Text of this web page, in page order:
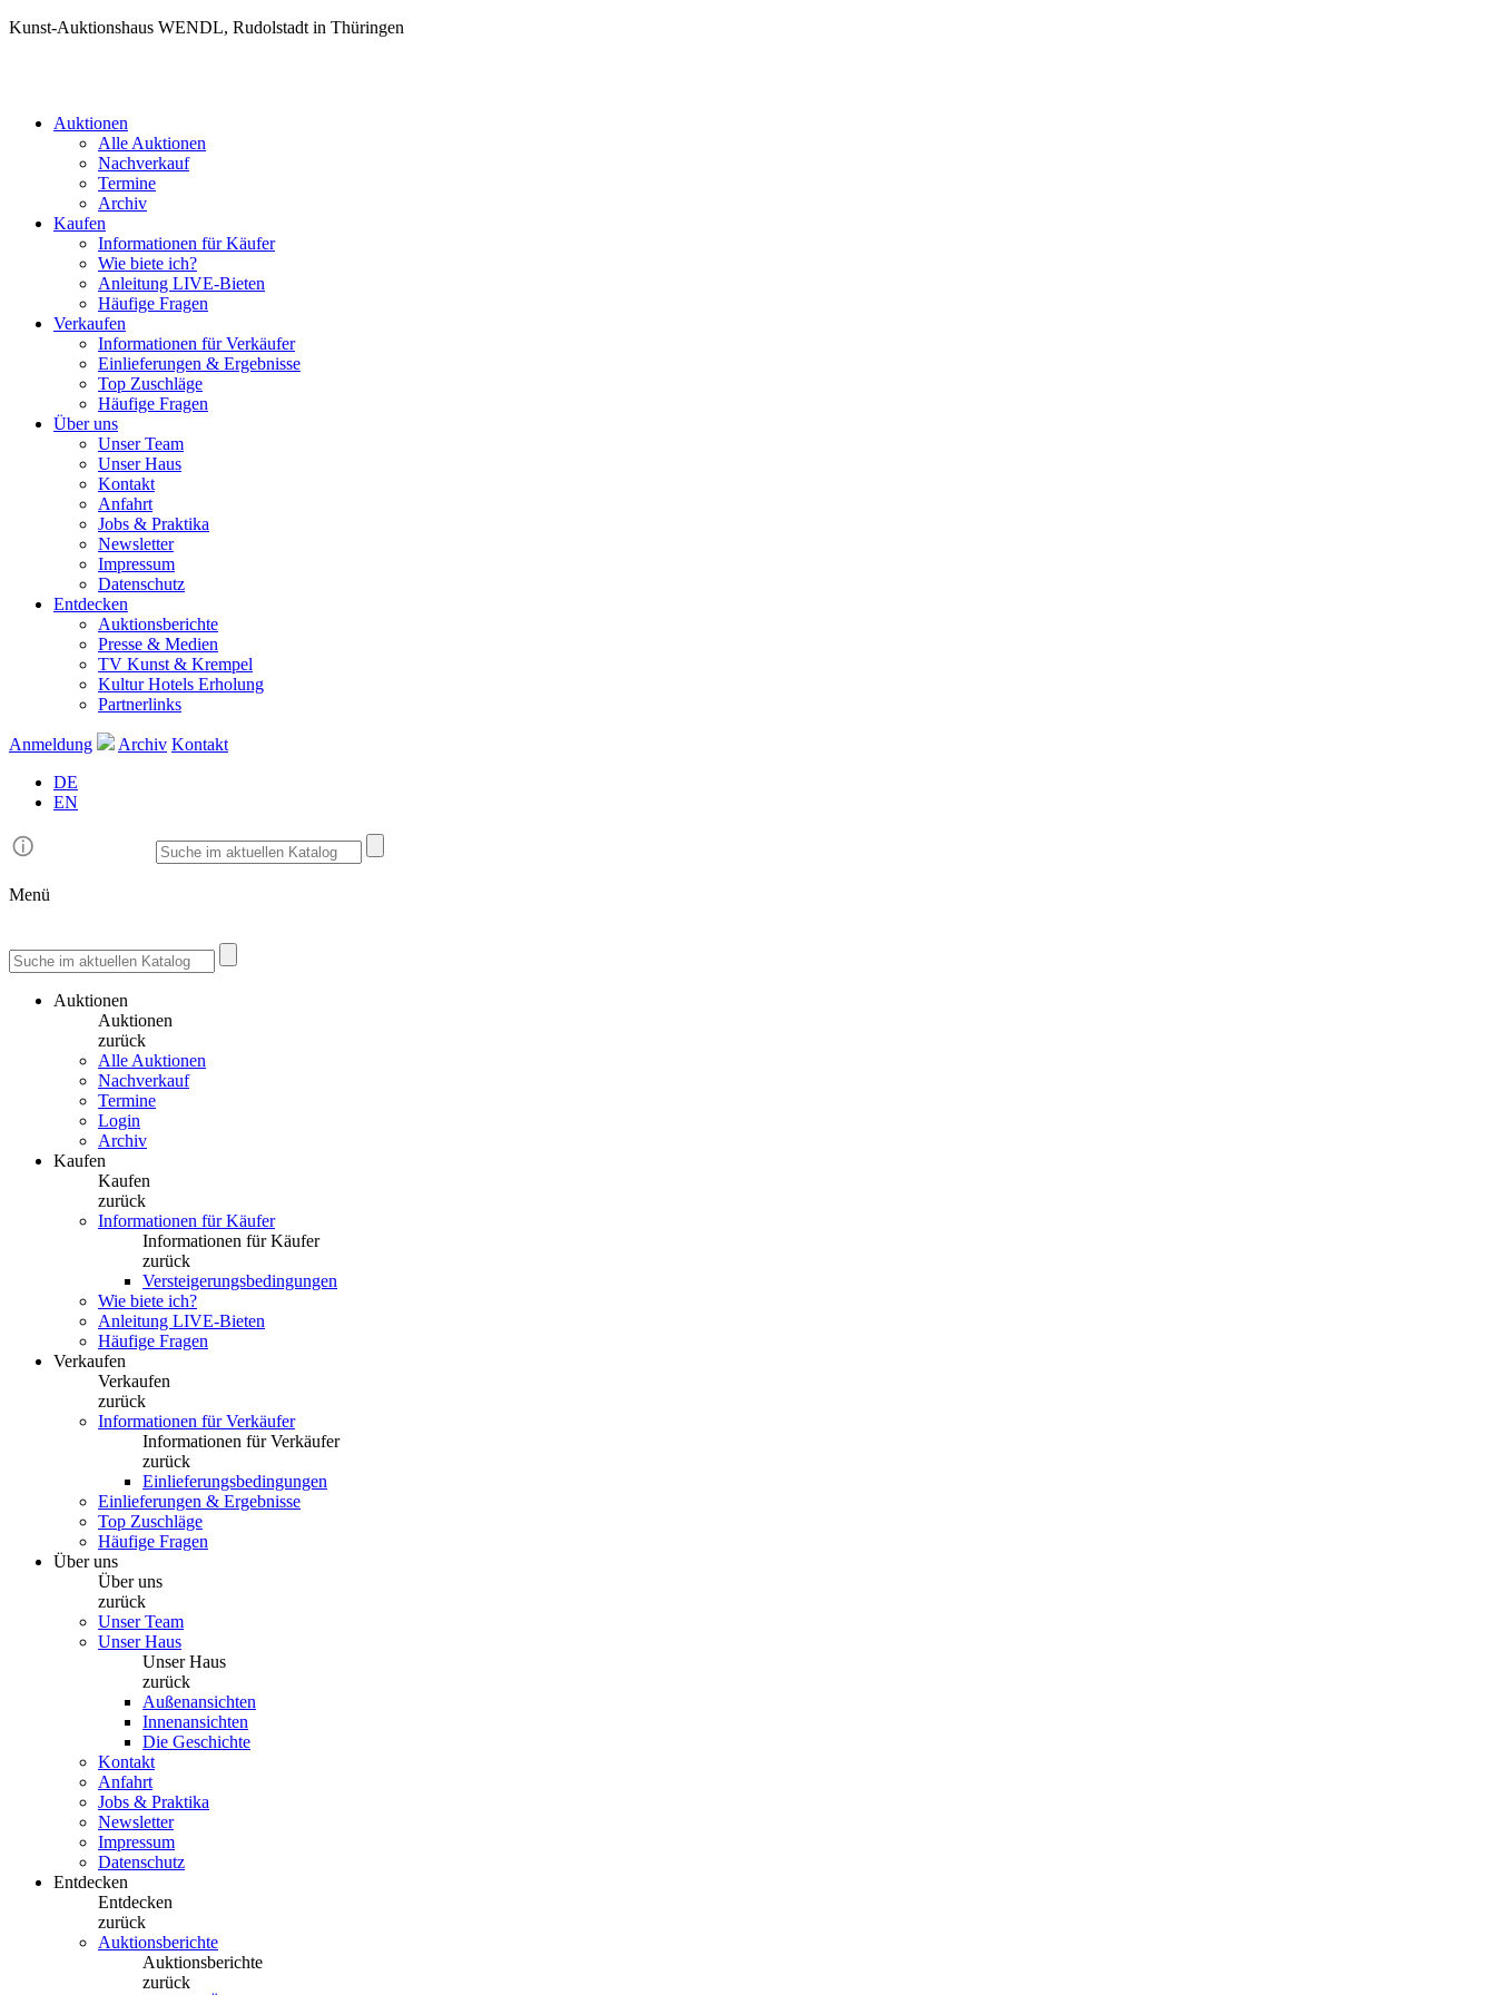
Kunst-Auktionshaus WENDL, Rudolstadt in Thüringen
Auktionen
Alle Auktionen
Nachverkauf
Termine
Archiv
Kaufen
Informationen für Käufer
Wie biete ich?
Anleitung LIVE-Bieten
Häufige Fragen
Verkaufen
Informationen für Verkäufer
Einlieferungen & Ergebnisse
Top Zuschläge
Häufige Fragen
Über uns
Unser Team
Unser Haus
Kontakt
Anfahrt
Jobs & Praktika
Newsletter
Impressum
Datenschutz
Entdecken
Auktionsberichte
Presse & Medien
TV Kunst & Krempel
Kultur Hotels Erholung
Partnerlinks
Anmeldung Archiv Kontakt
DE
EN
Menü
Auktionen
Auktionen
zurück
Alle Auktionen
Nachverkauf
Termine
Login
Archiv
Kaufen
Kaufen
zurück
Informationen für Käufer
Informationen für Käufer
zurück
Versteigerungsbedingungen
Wie biete ich?
Anleitung LIVE-Bieten
Häufige Fragen
Verkaufen
Verkaufen
zurück
Informationen für Verkäufer
Informationen für Verkäufer
zurück
Einlieferungsbedingungen
Einlieferungen & Ergebnisse
Top Zuschläge
Häufige Fragen
Über uns
Über uns
zurück
Unser Team
Unser Haus
Unser Haus
zurück
Außenansichten
Innenansichten
Die Geschichte
Kontakt
Anfahrt
Jobs & Praktika
Newsletter
Impressum
Datenschutz
Entdecken
Entdecken
zurück
Auktionsberichte
Auktionsberichte
zurück